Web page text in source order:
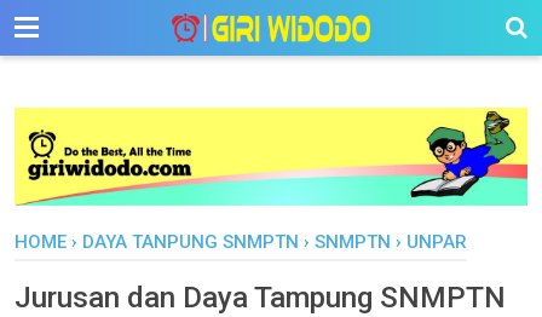
-->
HOME › DAYA TANPUNG SNMPTN › SNMPTN › UNPAR
Jurusan dan Daya Tampung SNMPTN